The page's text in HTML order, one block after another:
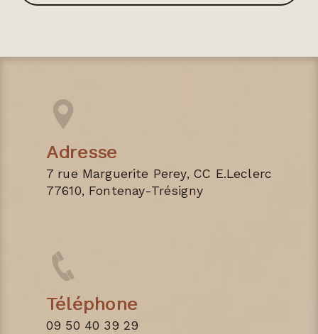
Adresse
7 rue Marguerite Perey, CC E.Leclerc
77610, Fontenay-Trésigny
Téléphone
09 50 40 39 29